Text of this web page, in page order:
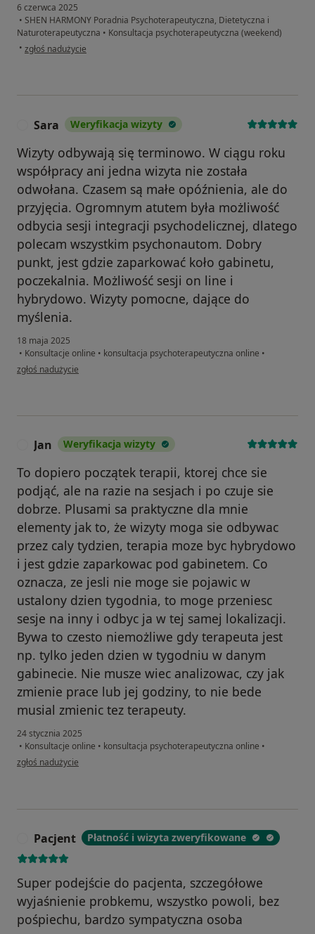
6 czerwca 2025
• SHEN HARMONY Poradnia Psychoterapeutyczna, Dietetyczna i
Naturoterapeutyczna • Konsultacja psychoterapeutyczna (weekend)
• w opinii użytkownika Kamila K.
zgłoś nadużycie
Sara Weryfikacja wizyty
Wizyty odbywają się terminowo. W ciągu roku
współpracy ani jedna wizyta nie została
odwołana. Czasem są małe opóźnienia, ale do
przyjęcia. Ogromnym atutem była możliwość
odbycia sesji integracji psychodelicznej, dlatego
polecam wszystkim psychonautom. Dobry
punkt, jest gdzie zaparkować koło gabinetu,
poczekalnia. Możliwość sesji on line i
hybrydowo. Wizyty pomocne, dające do
myślenia.
18 maja 2025
• Konsultacje online • konsultacja psychoterapeutyczna online •
w opinii użytkownika Sara
zgłoś nadużycie
Jan Weryfikacja wizyty
To dopiero początek terapii, ktorej chce sie
podjąć, ale na razie na sesjach i po czuje sie
dobrze. Plusami sa praktyczne dla mnie
elementy jak to, że wizyty moga sie odbywac
przez caly tydzien, terapia moze byc hybrydowo
i jest gdzie zaparkowac pod gabinetem. Co
oznacza, ze jesli nie moge sie pojawic w
ustalony dzien tygodnia, to moge przeniesc
sesje na inny i odbyc ja w tej samej lokalizacji.
Bywa to czesto niemożliwe gdy terapeuta jest
np. tylko jeden dzien w tygodniu w danym
gabinecie. Nie musze wiec analizowac, czy jak
zmienie prace lub jej godziny, to nie bede
musial zmienic tez terapeuty.
24 stycznia 2025
• Konsultacje online • konsultacja psychoterapeutyczna online •
w opinii użytkownika Jan
zgłoś nadużycie
Pacjent Płatność i wizyta zweryfikowane
Super podejście do pacjenta, szczegółowe
wyjaśnienie probkemu, wszystko powoli, bez
pośpiechu, bardzo sympatyczna osoba